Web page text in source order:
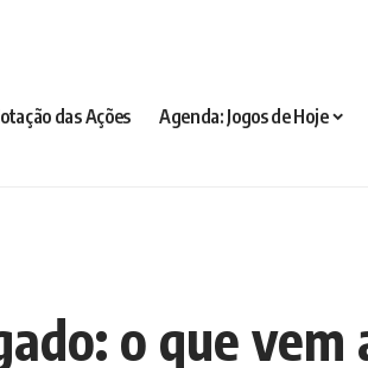
das Ações
Agenda: Jogos de Hoje
o que vem